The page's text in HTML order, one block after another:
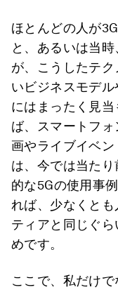
ほとんどの人が
と、あるいは当
が、こうしたテ
いビジネスモデ
にはまったく見
ば、スマートフ
画やライブイベ
は、今では当た
的な5Gの使用事
れば、少なくと
ティアと同じぐ
めです。
ここで、私だけ